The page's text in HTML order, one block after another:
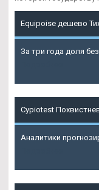
Equipoise дешево
За три года доля
Cypiotest
Аналитики